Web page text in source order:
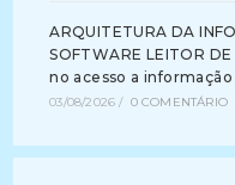
ARQUITETURA DA
SOFTWARE LEITOR
no acesso a informação
03/08/2026 / 0 COMENTÁRIO